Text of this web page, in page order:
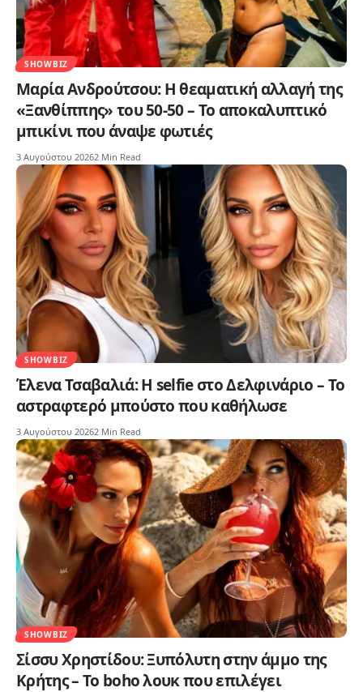
SHOWBIZ
Μαρία Ανδρούτσου: Η θεαματική αλλαγή της
«Ξανθίππης» του 50-50 – Το αποκαλυπτικό
μπικίνι που άναψε φωτιές
3 Αυγούστου 20262 Min Read
SHOWBIZ
Έλενα Τσαβαλιά: Η selfie στο Δελφινάριο – Το
αστραφτερό μπούστο που καθήλωσε
3 Αυγούστου 20262 Min Read
SHOWBIZ
Σίσσυ Χρηστίδου: Ξυπόλυτη στην άμμο της
Κρήτης – Το boho λουκ που επιλέγει